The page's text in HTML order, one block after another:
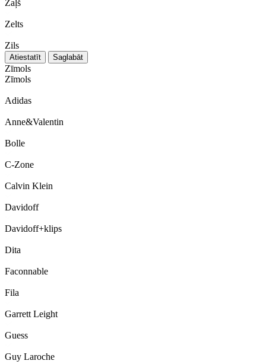
Zaļš
Zelts
Zils
Atiestatīt Saglabāt
Zīmols
Zīmols
Adidas
Anne&Valentin
Bolle
C-Zone
Calvin Klein
Davidoff
Davidoff+klips
Dita
Faconnable
Fila
Garrett Leight
Guess
Guy Laroche